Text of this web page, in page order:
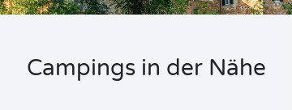
Campings in der Nähe